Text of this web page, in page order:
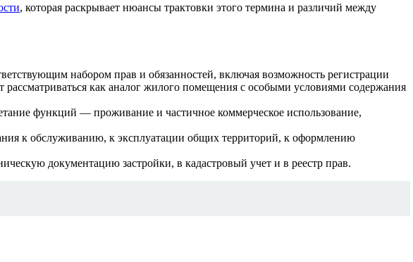
, которая раскрывает нюансы трактовки этого термина и различий между
набором прав и обязанностей, включая возможность регистрации
как аналог жилого помещения с особыми условиями содержания
функций — проживание и частичное коммерческое использование,
к обслуживанию, к эксплуатации общих территорий, к оформлению
документацию застройки, в кадастровый учет и в реестр прав.